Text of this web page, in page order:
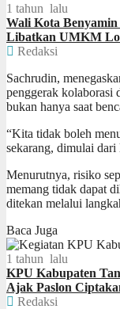
1 tahun lalu
Wali Kota
Libatkan UMKM
Redaksi
Sachrudin,
penggerak kolaborasi
bukan hanya saat
“Kita tidak boleh
sekarang, dimulai
Menurutnya, risiko
memang tidak dapat
ditekan melalui
Baca Juga
1 tahun lalu
KPU Kabupaten
Ajak Paslon
Redaksi